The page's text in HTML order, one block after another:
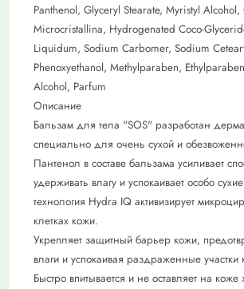
Panthenol, Glyceryl Stearate, Myristyl Alcohol,
Microcristallina, Hydrogenated Coco-
Liquidum, Sodium Carbomer, Sodium
Phenoxyethanol, Methylparaben,
Alcohol, Parfum
Описание
Бальзам для тела "SOS" разработан
специально для очень сухой и
Пантенол в составе бальзама усиливает
удерживать влагу и успокаивает особо
технология Hydra IQ активизирует
клетках кожи.
Укрепляет защитный барьер кожи,
влаги и успокаивая раздраженные участки
Быстро впитывается и не оставляет на